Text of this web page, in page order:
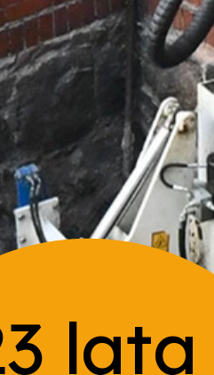
lata